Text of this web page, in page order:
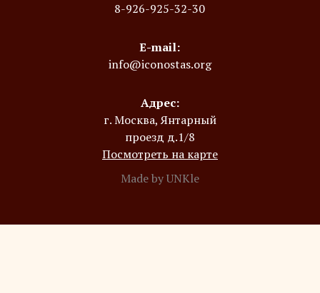
8-926-925-32-30
E-mail:
info@iconostas.org
Адрес:
г. Москва, Янтарный
проезд д.1/8
Посмотреть на карте
Made by UNKle